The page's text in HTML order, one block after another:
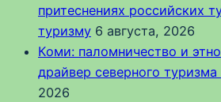
притеснениях российских
туризму 6 августа, 2026
Коми: паломничество и
драйвер северного
2026